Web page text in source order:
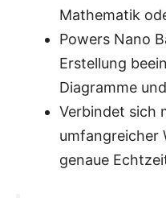
Mathematik
Powers Nano
Erstellung
Diagramme
Verbindet sich
umfangreicher
genaue